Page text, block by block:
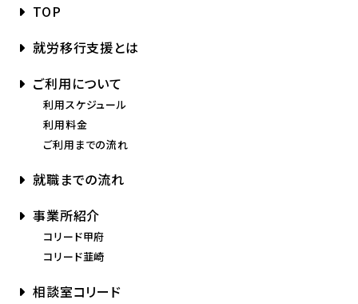
TOP
就労移行支援とは
ご利用について
利用スケジュール
利用料金
ご利用までの流れ
就職までの流れ
事業所紹介
コリード甲府
コリード韮崎
相談室コリード